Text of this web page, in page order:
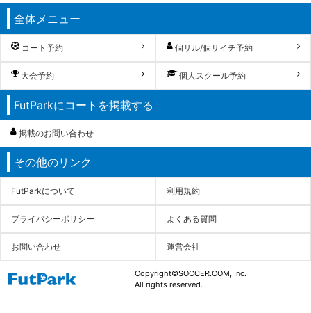
全体メニュー
コート予約 個サル/個サイチ予約
大会予約 個人スクール予約
FutParkにコートを掲載する
掲載のお問い合わせ
その他のリンク
FutParkについて 利用規約
プライバシーポリシー よくある質問
お問い合わせ 運営会社
Copyright©SOCCER.COM, Inc.
All rights reserved.